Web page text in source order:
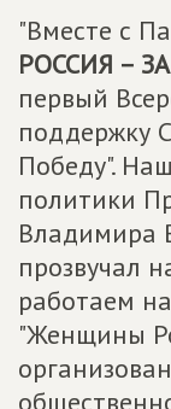
"Вместе с
РОССИЯ –
первый
поддержку
Победу".
политики
Владимира
прозвучал
работаем
"Женщины